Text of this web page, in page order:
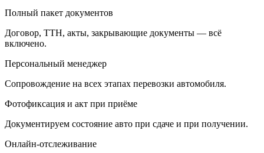
Полный пакет документов
Договор, ТТН, акты, закрывающие документы — всё
включено.
Персональный менеджер
Сопровождение на всех этапах перевозки автомобиля.
Фотофиксация и акт при приёме
Документируем состояние авто при сдаче и при получении.
Онлайн-отслеживание